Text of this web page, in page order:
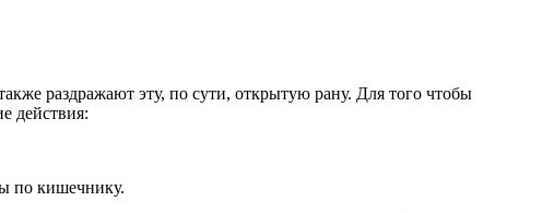
раздражают эту, по сути, открытую рану. Для того чтобы
действия:
по кишечнику.